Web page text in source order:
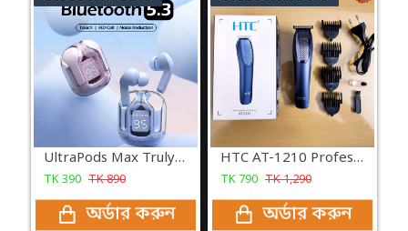
UltraPods Max Truly Transparent Wireless Earbuds
TK390 TK890
অর্ডার করুন
HTC AT-1210 Professional Hair Clipper Trimmer for Men
TK 790 TK1,290
অর্ডার করুন